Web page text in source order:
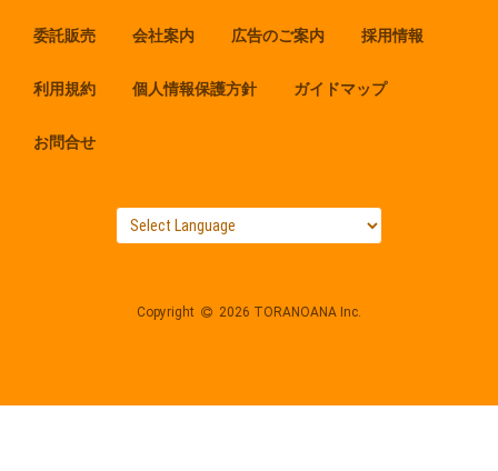
委託販売 会社案内 広告のご案内 採用情報
利用規約 個人情報保護方針 ガイドマップ
お問合せ
Copyright 2026 TORANOANA Inc.